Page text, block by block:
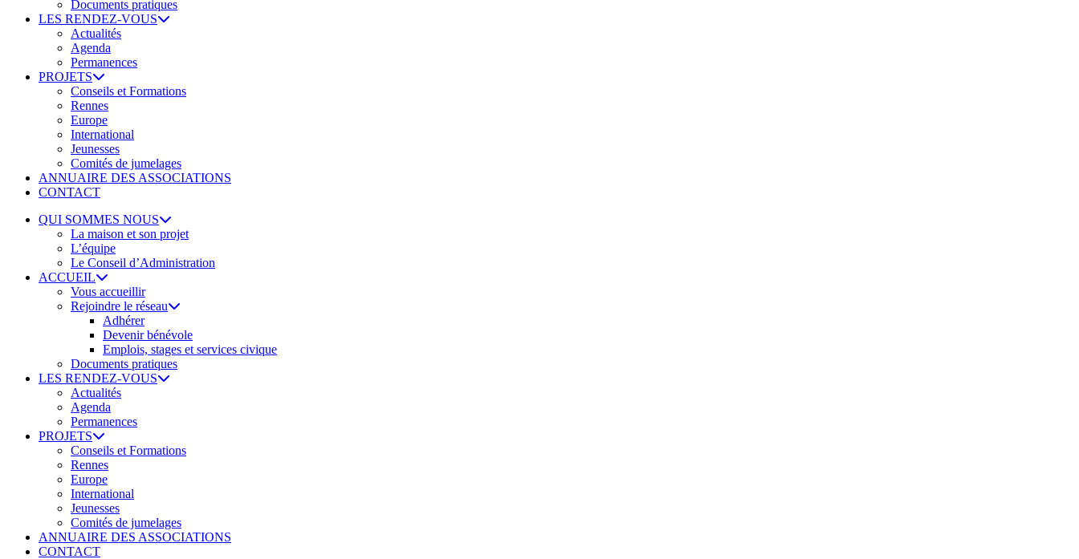
Documents pratiques
LES RENDEZ-VOUS
Actualités
Agenda
Permanences
PROJETS
Conseils et Formations
Rennes
Europe
International
Jeunesses
Comités de jumelages
ANNUAIRE DES ASSOCIATIONS
CONTACT
QUI SOMMES NOUS
La maison et son projet
L’équipe
Le Conseil d’Administration
ACCUEIL
Vous accueillir
Rejoindre le réseau
Adhérer
Devenir bénévole
Emplois, stages et services civique
Documents pratiques
LES RENDEZ-VOUS
Actualités
Agenda
Permanences
PROJETS
Conseils et Formations
Rennes
Europe
International
Jeunesses
Comités de jumelages
ANNUAIRE DES ASSOCIATIONS
CONTACT